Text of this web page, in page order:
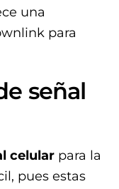
una
para
señal
celularpara la
pues estas